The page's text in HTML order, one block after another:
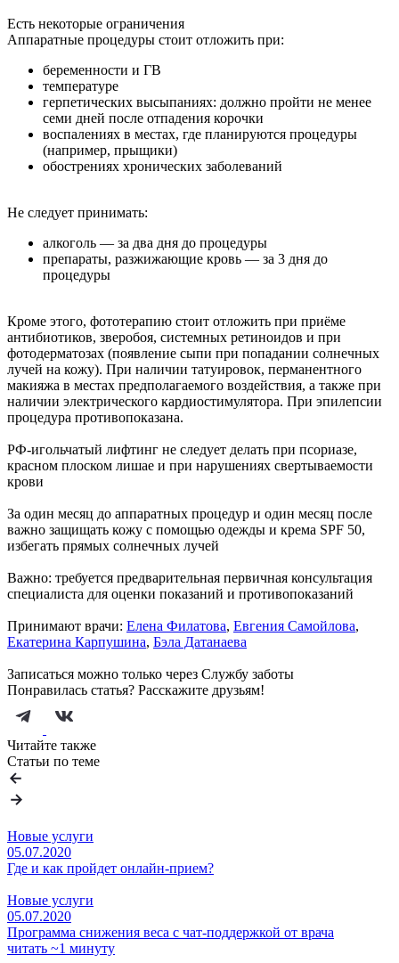
Есть некоторые ограничения
Аппаратные процедуры стоит отложить при:
беременности и ГВ
температуре
герпетических высыпаниях: должно пройти не менее
семи дней после отпадения корочки
воспалениях в местах, где планируются процедуры
(например, прыщики)
обострениях хронических заболеваний
Не следует принимать:
алкоголь — за два дня до процедуры
препараты, разжижающие кровь — за 3 дня до
процедуры
Кроме этого, фототерапию стоит отложить при приёме
антибиотиков, зверобоя, системных ретиноидов и при
фотодерматозах (появление сыпи при попадании солнечных
лучей на кожу). При наличии татуировок, перманентного
макияжа в местах предполагаемого воздействия, а также при
наличии электрического кардиостимулятора. При эпилепсии
процедура противопоказана.
РФ-игольчатый лифтинг не следует делать при псориазе,
красном плоском лишае и при нарушениях свертываемости
крови
За один месяц до аппаратных процедур и один месяц после
важно защищать кожу с помощью одежды и крема SPF 50,
избегать прямых солнечных лучей
Важно: требуется предварительная первичная консультация
специалиста для оценки показаний и противопоказаний
Принимают врачи: Елена Филатова, Евгения Самойлова,
Екатерина Карпушина, Бэла Датанаева
Записаться можно только через Службу заботы
Понравилась статья? Расскажите друзьям!
Читайте также
Статьи по теме
Новые услуги
05.07.2020
Где и как пройдет онлайн-прием?
Новые услуги
05.07.2020
Программа снижения веса с чат-поддержкой от врача
читать ~1 минуту